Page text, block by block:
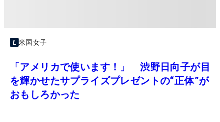
米国女子
「アメリカで使います！」 渋野日向子が目
を輝かせたサプライズプレゼントの“正体”が
おもしろかった